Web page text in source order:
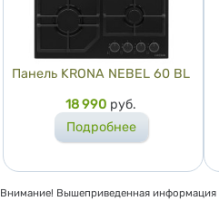
Панель KRONA NEBEL 60 BL
Цена
18 990 руб.
Подробнее
Внимание! Вышеприведенная информация